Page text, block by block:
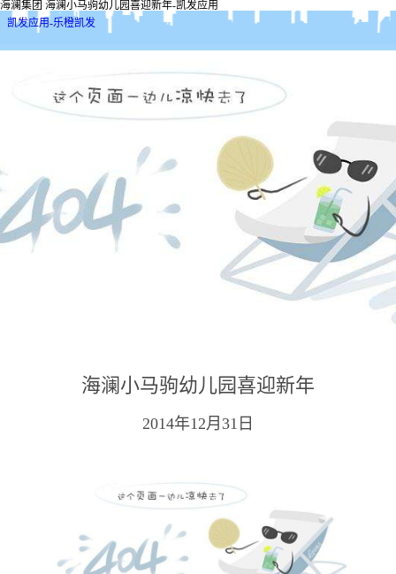
海澜集团 海澜小马驹幼儿园喜迎新年-凯发应用
凯发应用-乐橙凯发
海澜小马驹幼儿园喜迎新年
2014年12月31日